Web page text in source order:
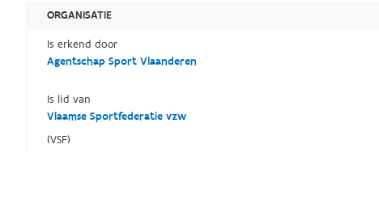
ORGANISATIE
Is erkend door
Agentschap Sport Vlaanderen
Is lid van
Vlaamse Sportfederatie vzw
(VSF)